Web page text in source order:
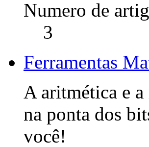
Numero de
3
Ferramentas
A aritmética e
na ponta dos
você!